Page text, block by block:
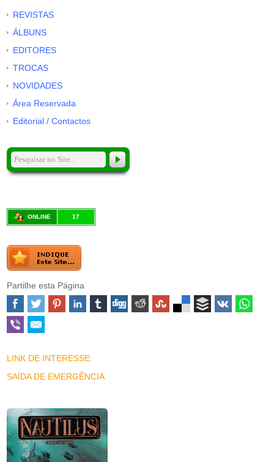
REVISTAS
ÁLBUNS
EDITORES
TROCAS
NOVIDADES
Área Reservada
Editorial / Contactos
ONLINE 17
Partilhe esta Página
LINK DE INTERESSE:
SAÍDA DE EMERGÊNCIA